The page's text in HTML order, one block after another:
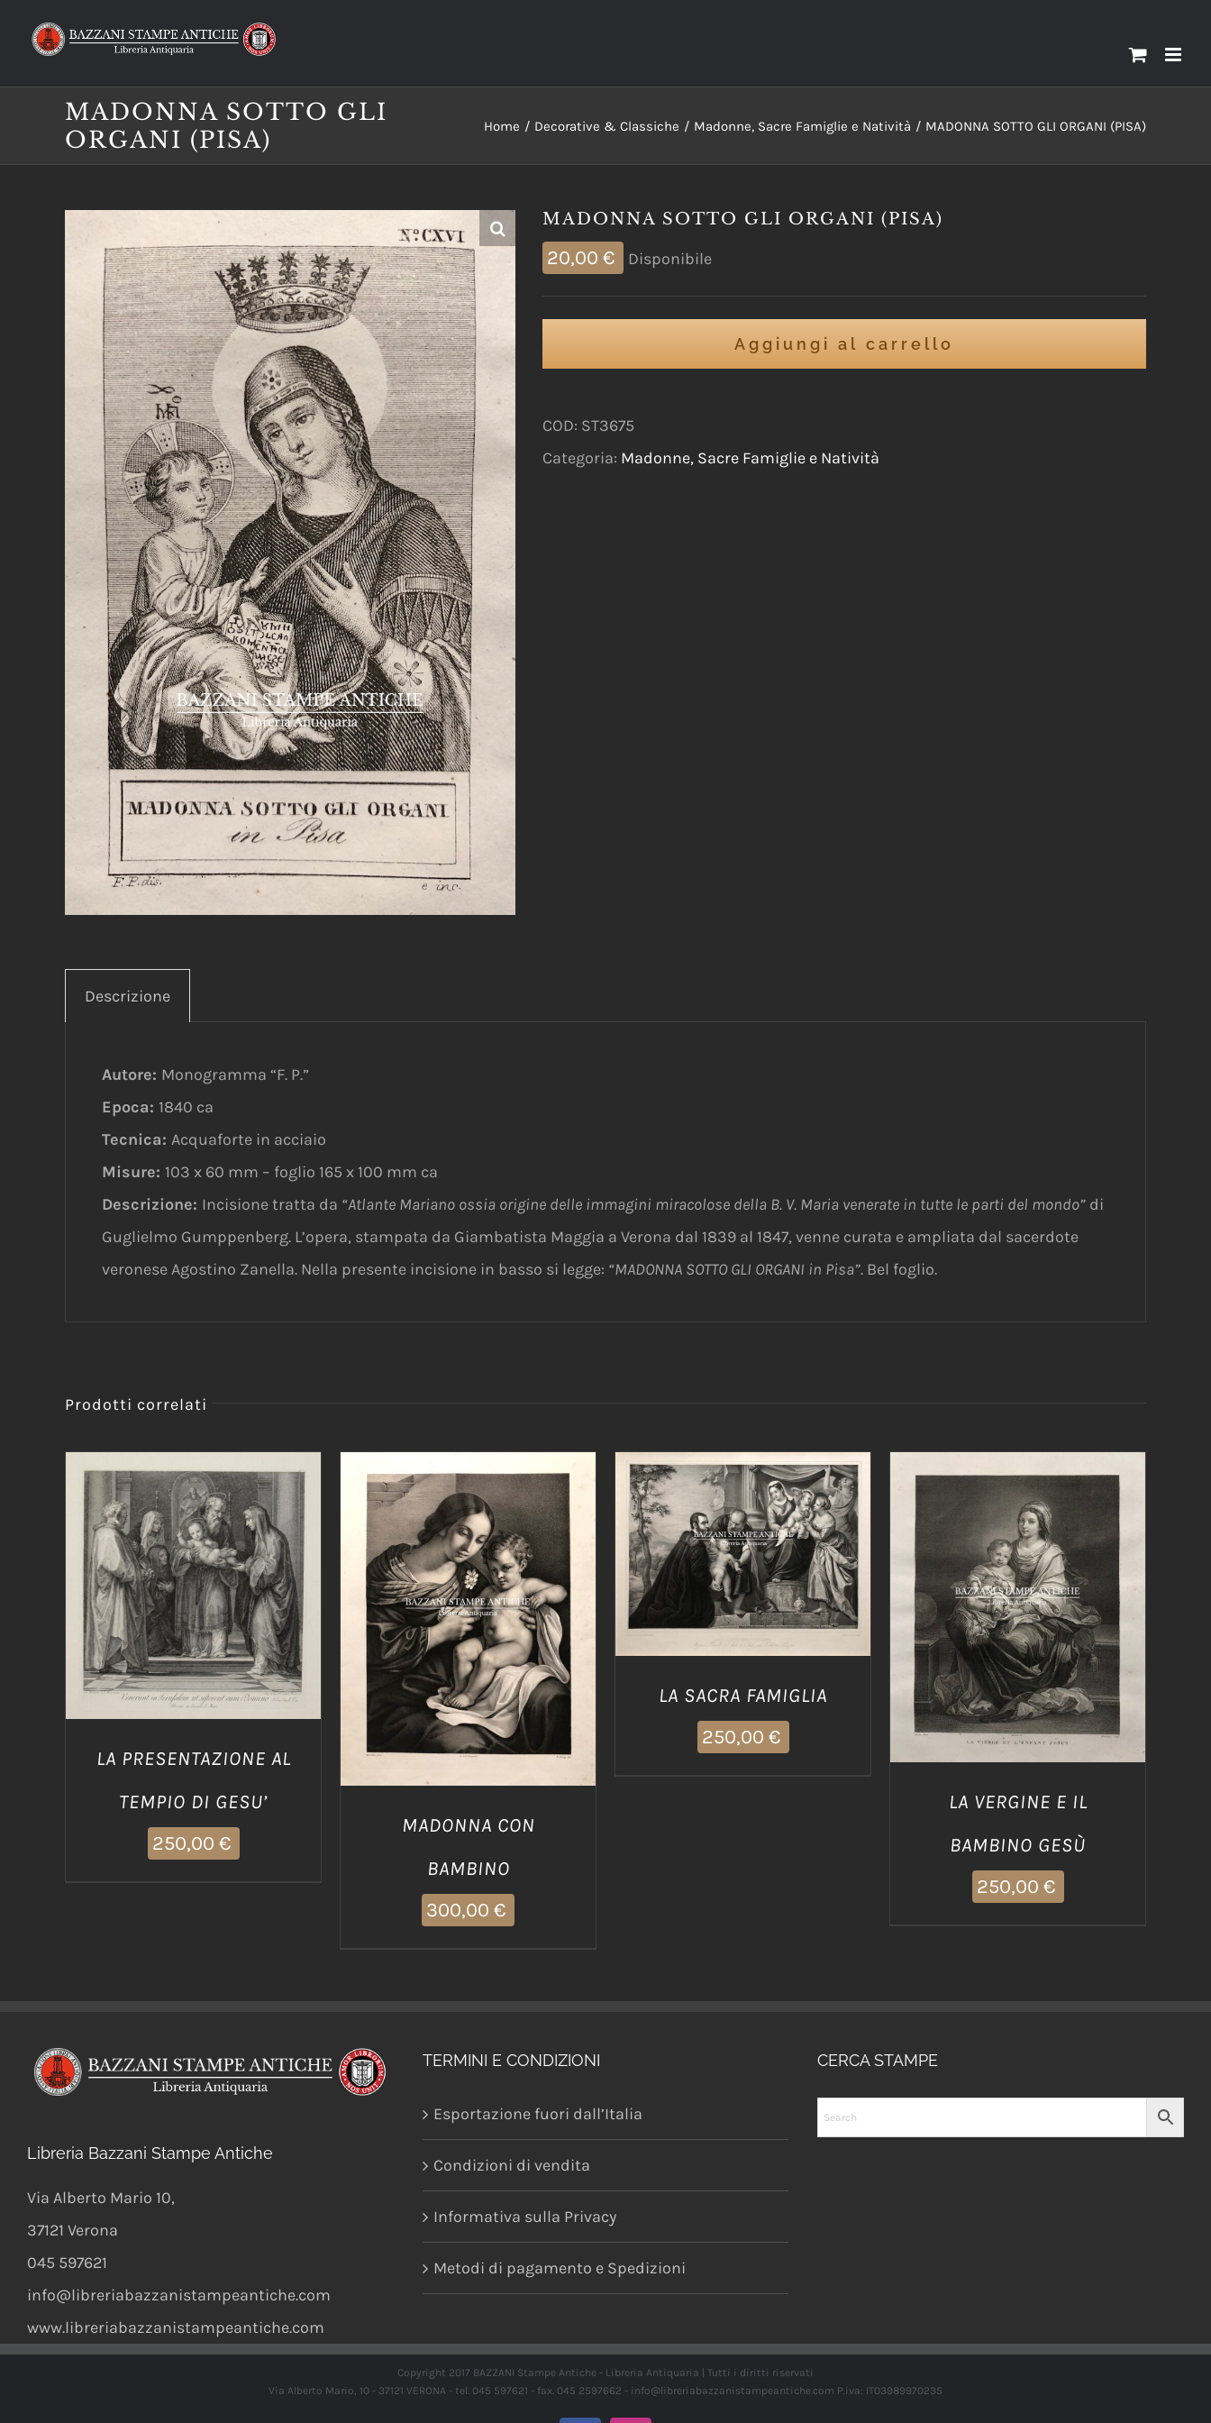
MADONNA SOTTO GLI
ORGANI (PISA)
Home Decorative & Classiche Madonne, Sacre Famiglie e Natività MADONNA SOTTO GLI ORGANI (PISA)
MADONNA SOTTO GLI ORGANI (PISA)
20,00 € Disponibile
Aggiungi al carrello
COD: ST3675
Categoria: Madonne, Sacre Famiglie e Natività
Descrizione
Autore: Monogramma “F. P.”
Epoca: 1840 ca
Tecnica: Acquaforte in acciaio
Misure: 103 x 60 mm – foglio 165 x 100 mm ca
Descrizione: Incisione tratta da “Atlante Mariano ossia origine delle immagini miracolose della B. V. Maria venerate in tutte le parti del mondo” di
Guglielmo Gumppenberg. L’opera, stampata da Giambatista Maggia a Verona dal 1839 al 1847, venne curata e ampliata dal sacerdote
veronese Agostino Zanella. Nella presente incisione in basso si legge: “MADONNA SOTTO GLI ORGANI in Pisa”. Bel foglio.
Prodotti correlati
AGGIUNGI AL CARRELLO
/
DETTAGLI
LA PRESENTAZIONE AL
TEMPIO DI GESU’
250,00 €
AGGIUNGI AL CARRELLO
/
DETTAGLI
MADONNA CON
BAMBINO
300,00 €
AGGIUNGI AL CARRELLO
/
DETTAGLI
LA SACRA FAMIGLIA
250,00 €
AGGIUNGI AL CARRELLO
DETTAGLI
LA VERGINE E IL
BAMBINO GESÙ
250,00 €
Libreria Bazzani Stampe Antiche
Via Alberto Mario 10,
37121 Verona
045 597621
info@libreriabazzanistampeantiche.com
www.libreriabazzanistampeantiche.com
TERMINI E CONDIZIONI
Esportazione fuori dall’Italia
Condizioni di vendita
Informativa sulla Privacy
Metodi di pagamento e Spedizioni
CERCA STAMPE
Copyright 2017 BAZZANI Stampe Antiche - Libreria Antiquaria | Tutti i diritti riservati
Via Alberto Mario, 10 - 37121 VERONA - tel. 045 597621 - fax. 045 2597662 - info@libreriabazzanistampeantiche.com P.iva: IT03989970235